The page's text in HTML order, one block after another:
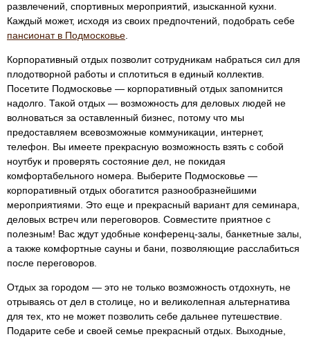
развлечений, спортивных мероприятий, изысканной кухни.
Каждый может, исходя из своих предпочтений, подобрать себе
пансионат в Подмосковье.
Корпоративный отдых позволит сотрудникам набраться сил для
плодотворной работы и сплотиться в единый коллектив.
Посетите Подмосковье — корпоративный отдых запомнится
надолго. Такой отдых — возможность для деловых людей не
волноваться за оставленный бизнес, потому что мы
предоставляем всевозможные коммуникации, интернет,
телефон. Вы имеете прекрасную возможность взять с собой
ноутбук и проверять состояние дел, не покидая
комфортабельного номера. Выберите Подмосковье —
корпоративный отдых обогатится разнообразнейшими
мероприятиями. Это еще и прекрасный вариант для семинара,
деловых встреч или переговоров. Совместите приятное с
полезным! Вас ждут удобные конференц-залы, банкетные залы,
а также комфортные сауны и бани, позволяющие расслабиться
после переговоров.
Отдых за городом — это не только возможность отдохнуть, не
отрываясь от дел в столице, но и великолепная альтернатива
для тех, кто не может позволить себе дальнее путешествие.
Подарите себе и своей семье прекрасный отдых. Выходные,